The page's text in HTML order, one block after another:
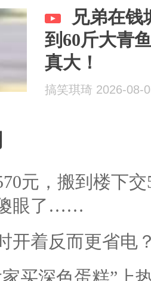
兄弟在钱
到60斤大青
真大！
搞笑琪琦 2026-08-
元，搬到楼下
眼了……
开着反而更省电